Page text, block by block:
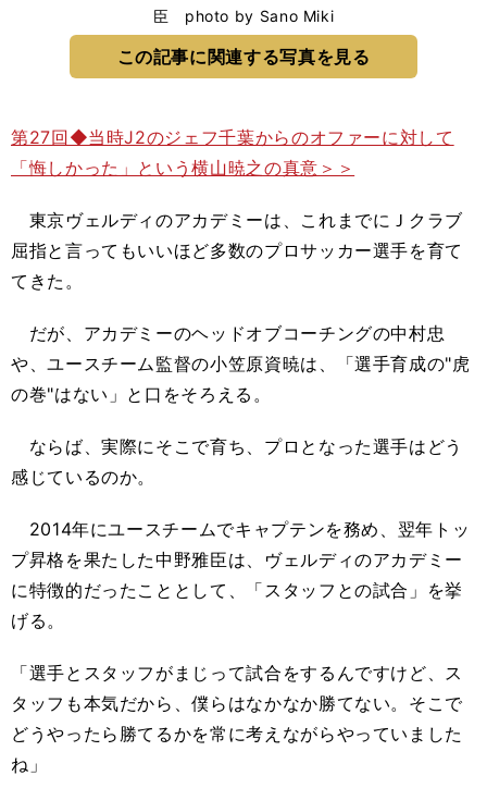
臣 photo by Sano Miki
この記事に関連する写真を見る
第27回◆当時J2のジェフ千葉からのオファーに対して
「悔しかった」という横山暁之の真意＞＞
東京ヴェルディのアカデミーは、これまでにＪクラブ
屈指と言ってもいいほど多数のプロサッカー選手を育て
てきた。
だが、アカデミーのヘッドオブコーチングの中村忠
や、ユースチーム監督の小笠原資暁は、「選手育成の"虎
の巻"はない」と口をそろえる。
ならば、実際にそこで育ち、プロとなった選手はどう
感じているのか。
2014年にユースチームでキャプテンを務め、翌年トッ
プ昇格を果たした中野雅臣は、ヴェルディのアカデミー
に特徴的だったこととして、「スタッフとの試合」を挙
げる。
「選手とスタッフがまじって試合をするんですけど、ス
タッフも本気だから、僕らはなかなか勝てない。そこで
どうやったら勝てるかを常に考えながらやっていました
ね」